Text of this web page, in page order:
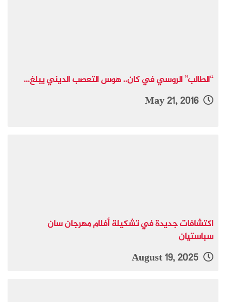
“الطالب” الروسي في كان.. هوس التعصب الديني يبلغ...
May 21, 2016
اكتشافات جديدة في تشكيلة أفلام مهرجان سان
سباستيان